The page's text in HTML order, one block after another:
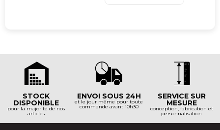
STOCK
DISPONIBLE
pour la majorité de nos
articles
ENVOI SOUS 24H
et le jour même pour toute
commande avant 10h30
SERVICE SUR
MESURE
conception, fabrication et
personnalisation